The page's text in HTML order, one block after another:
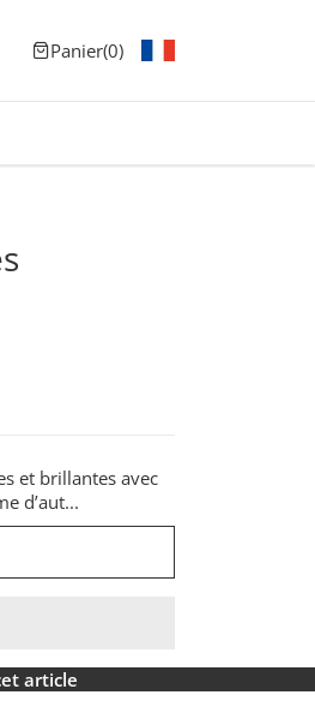
Panier 0
0 article
et brillantes avec
d’aut...